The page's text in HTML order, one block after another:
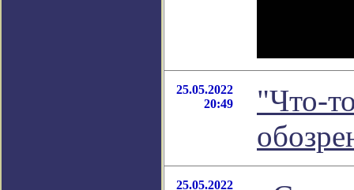
25.05.2022
20:49
"Что-
25.05.2022